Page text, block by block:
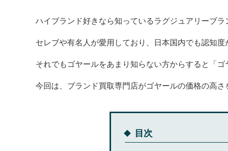
ハイブランド好きなら知っているラグジュアリーブラ
セレブや有名人が愛用しており、日本国内でも認知度
それでもゴヤールをあまり知らない方からすると「
今回は、ブランド買取専門店がゴヤールの価格の高
目次